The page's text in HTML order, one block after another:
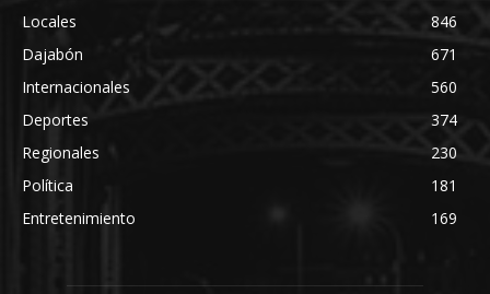
Locales
846
Dajabón
671
Internacionales
560
Deportes
374
Regionales
230
Política
181
Entretenimiento
169